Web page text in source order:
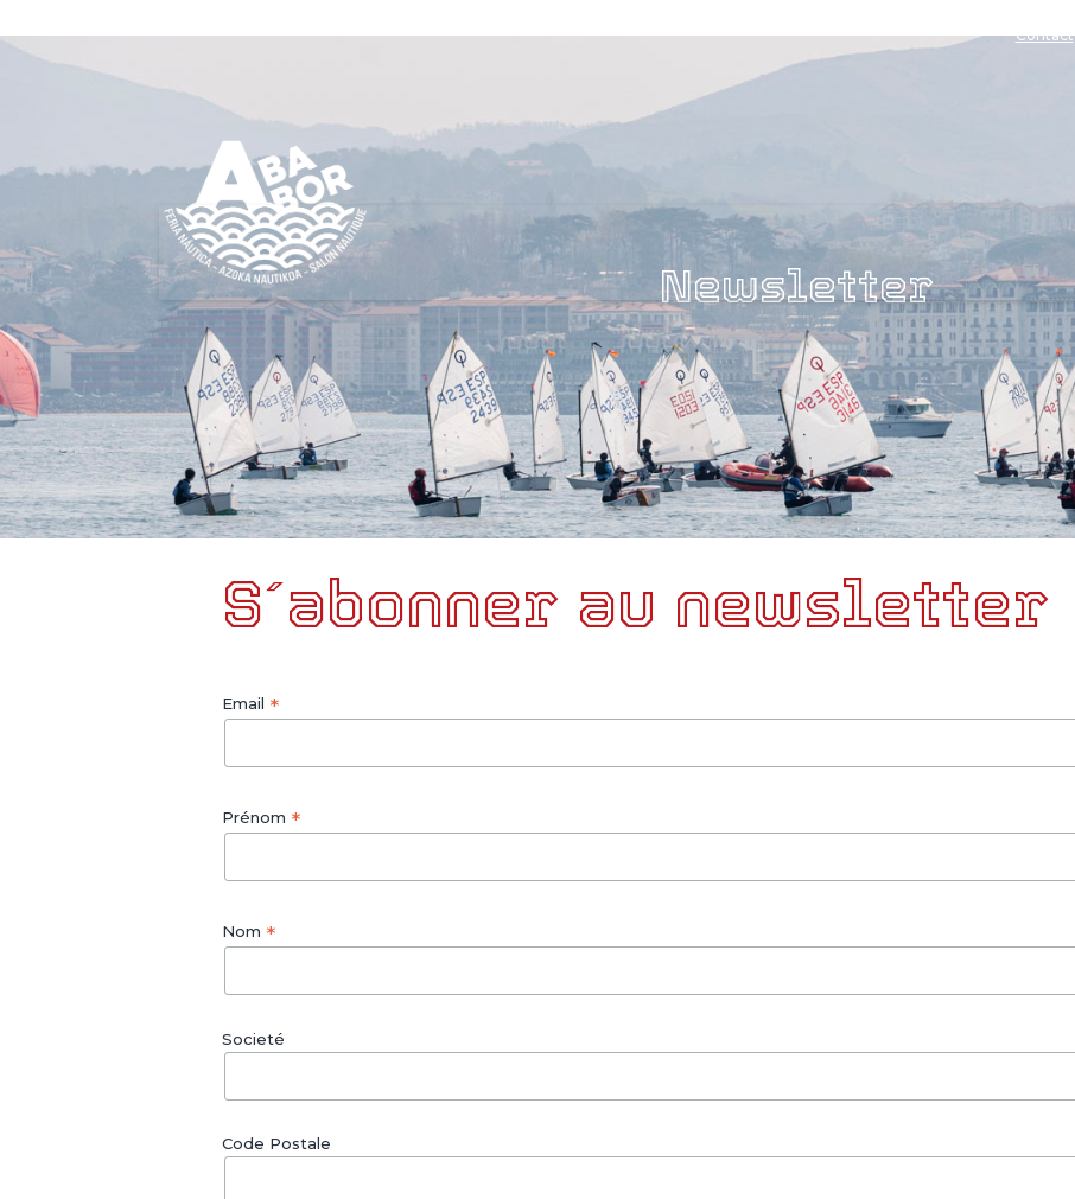
Contact
Newsletter
S´abonner au newsletter
Email *
Prénom *
Nom *
Societé
Code Postale